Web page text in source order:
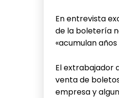
En entrevista
de la boletería
«acumulan
El extrabajador
venta de
empresa y